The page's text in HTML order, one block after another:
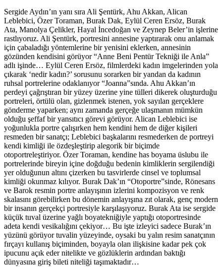
Sergide Aydın’ın yanı sıra Ali Şentürk, Ahu Akkan, Alican
Leblebici, Özer Toraman, Burak Dak, Eylül Ceren Ersöz, Burak
Ata, Manolya Çelikler, Hayal İncedoğan ve Zeynep Beler’in işlerine
rastlıyoruz. Ali Şentürk, portresini annesine yaptırarak onu anlamak
için çabaladığı yöntemlerine bir yenisini eklerken, annesinin
gözünden kendisini görüyor “Anne Beni Pentür Tekniği ile Anla”
adlı işinde… Eylül Ceren Ersöz, filmlerdeki kadın imgelerinden yola
çıkarak ‘nedir kadın?’ sorusunu sorarken bir yandan da kadının
ruhsal portrelerine odaklanıyor “Joanna”sında. Ahu Akkan’ın
perdeyi çağrıştıran bir yüzey üzerine yine tülleri dikerek oluşturduğu
portreleri, örtülü olan, gizlenmek istenen, yok sayılan gerçeklere
gönderme yaparken; aynı zamanda gerçeğe ulaşmanın mümkün
olduğu şeffaf bir yansıtıcı görevi görüyor. Alican Leblebici ise
yoğunlukla portre çalışırken hem kendini hem de diğer kişileri
resmeden bir sanatçı; Leblebici başkalarını resmederken de portreyi
kendi kimliği ile özdeşleştirip alegorik bir biçimde
otoportreleştiriyor. Özer Toraman, kendine has boyama üslubu ile
portrelerinde bireyin içine doğduğu bedenin kimliklerin sergilendiği
yer olduğunun altını çizerken bu tasvirlerde cinsel ve toplumsal
kimliği okunmaz kılıyor. Burak Dak’ın “Otoportre”sinde, Rönesans
ve Barok resmin portre anlayışının izlerini kompozisyon ve renk
skalasını görebilirken bu dönemin anlayışına zıt olarak, genç modern
bir insanın gerçekçi portresiyle karşılaşıyoruz. Burak Ata ise sergide
küçük tuval üzerine yağlı boyatekniğiyle yaptığı otoportresinde
adeta kendi vesikalığını çekiyor… Bu işte izleyici sadece Burak’ın
yüzünü görüyor tuvalin yüzeyinde, oysaki bu yalın resim sanatçının
fırçayı kullanış biçiminden, boyayla olan ilişkisine kadar pek çok
ipucunu açık eder nitelikte ve gözlüklerin ardından baktığı
dünyasına giriş bileti niteliği taşımaktadır…